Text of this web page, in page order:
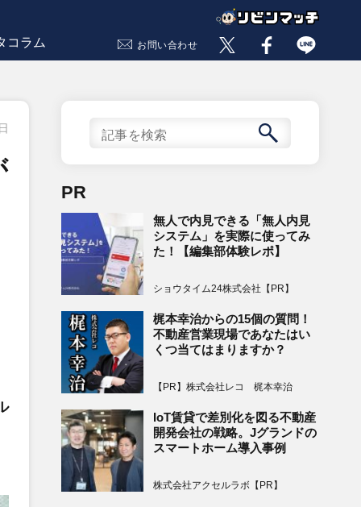
コラム お問い合わせ
PR
無人で内見できる「無人内見
システム」を実際に使ってみ
た！【編集部体験レポ】
ショウタイム24株式会社【PR】
梶本幸治からの15個の質問！
不動産営業現場であなたはい
くつ当てはまりますか？
【PR】株式会社レコ 梶本幸治
IoT賃貸で差別化を図る不動産
開発会社の戦略。Jグランドの
スマートホーム導入事例
株式会社アクセルラボ【PR】